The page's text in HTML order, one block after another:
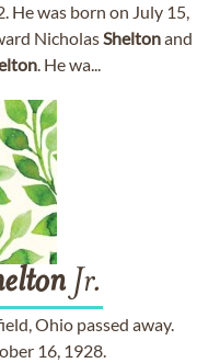
He was born on July 15,
NicholasSheltonand
. He wa...
Jr.
Ohio passed away.
16, 1928.